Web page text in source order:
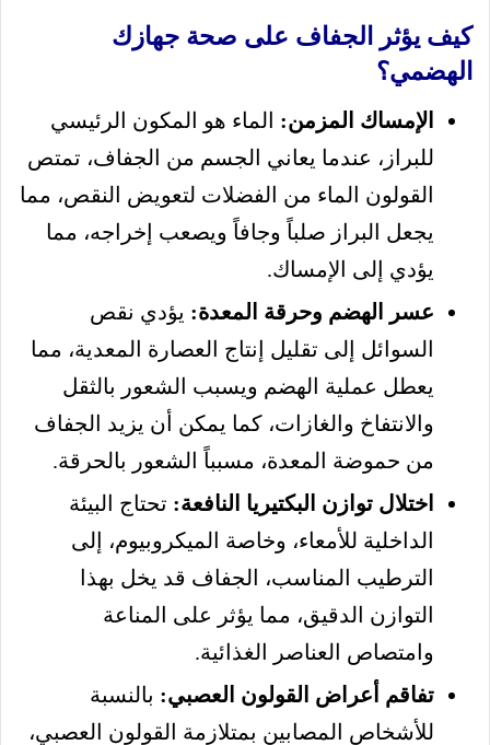
كيف يؤثر الجفاف على صحة جهازك
الهضمي؟
الإمساك المزمن: الماء هو المكون الرئيسي
للبراز، عندما يعاني الجسم من الجفاف، تمتص
القولون الماء من الفضلات لتعويض النقص، مما
يجعل البراز صلباً وجافاً ويصعب إخراجه، مما
يؤدي إلى الإمساك.
عسر الهضم وحرقة المعدة: يؤدي نقص
السوائل إلى تقليل إنتاج العصارة المعدية، مما
يعطل عملية الهضم ويسبب الشعور بالثقل
والانتفاخ والغازات، كما يمكن أن يزيد الجفاف
من حموضة المعدة، مسبباً الشعور بالحرقة.
اختلال توازن البكتيريا النافعة: تحتاج البيئة
الداخلية للأمعاء، وخاصة الميكروبيوم، إلى
الترطيب المناسب، الجفاف قد يخل بهذا
التوازن الدقيق، مما يؤثر على المناعة
وامتصاص العناصر الغذائية.
تفاقم أعراض القولون العصبي: بالنسبة
للأشخاص المصابين بمتلازمة القولون العصبي،